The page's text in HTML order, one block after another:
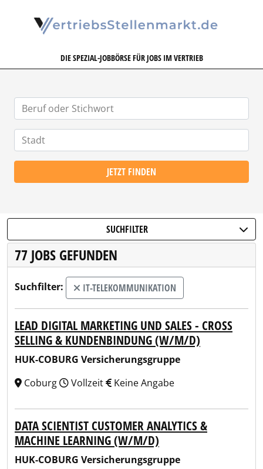
DIE SPEZIAL-JOBBÖRSE FÜR JOBS IM VERTRIEB
JETZT FINDEN
SUCHFILTER
77 JOBS GEFUNDEN
Suchfilter: IT-TELEKOMMUNIKATION
LEAD DIGITAL MARKETING UND SALES - CROSS
SELLING & KUNDENBINDUNG (W/M/D)
HUK-COBURG Versicherungsgruppe
Coburg
Vollzeit Keine Angabe
DATA SCIENTIST CUSTOMER ANALYTICS &
MACHINE LEARNING (W/M/D)
HUK-COBURG Versicherungsgruppe